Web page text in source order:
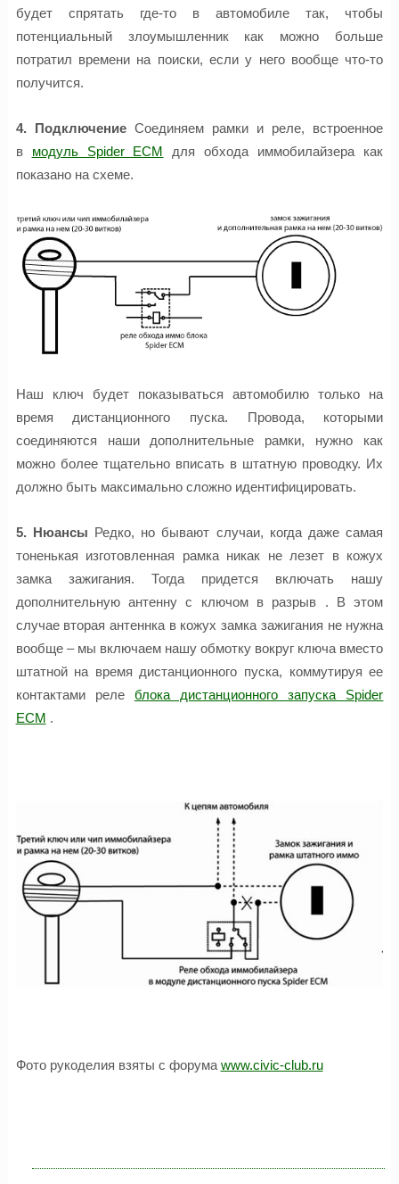
будет спрятать где-то в автомобиле так, чтобы
потенциальный злоумышленник как можно больше
потратил времени на поиски, если у него вообще что-то
получится.
4. ПодключениеСоединяем рамки и реле, встроенное
в модуль Spider ECM для обхода иммобилайзера как
показано на схеме.
Наш ключ будет показываться автомобилю только на
время дистанционного пуска. Провода, которыми
соединяются наши дополнительные рамки, нужно как
можно более тщательно вписать в штатную проводку. Их
должно быть максимально сложно идентифицировать.
5. Нюансы Редко, но бывают случаи, когда даже самая
тоненькая изготовленная рамка никак не лезет в кожух
замка зажигания. Тогда придется включать нашу
дополнительную антенну с ключом в разрыв . В этом
случае вторая антеннка в кожух замка зажигания не нужна
вообще – мы включаем нашу обмотку вокруг ключа вместо
штатной на время дистанционного пуска, коммутируя ее
контактами реле блока дистанционного запуска Spider
ECM .
Фото рукоделия взяты с форума www.civic-club.ru